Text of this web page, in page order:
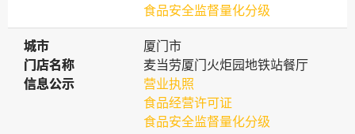
食品安全监督量化分级
城市
城市
厦门市
门店名称
门店名称
麦当劳厦门火炬园地铁站餐厅
信息公示
信息公示
营业执照
食品经营许可证
食品安全监督量化分级